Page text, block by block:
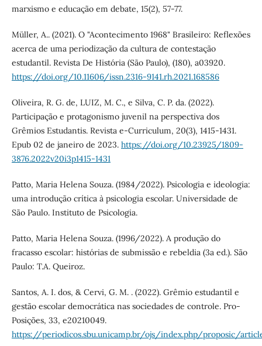
marxismo e educação em debate, 15(2), 57-77.
Müller, A.. (2021). O "Acontecimento 1968" Brasileiro: Reflexões
acerca de uma periodização da cultura de contestação
estudantil. Revista De História (São Paulo), (180), a03920.
https://doi.org/10.11606/issn.2316-9141.rh.2021.168586
Oliveira, R. G. de, LUIZ, M. C., e Silva, C. P. da. (2022).
Participação e protagonismo juvenil na perspectiva dos
Grêmios Estudantis. Revista e-Curriculum, 20(3), 1415-1431.
Epub 02 de janeiro de 2023. https://doi.org/10.23925/1809-
3876.2022v20i3p1415-1431
Patto, Maria Helena Souza. (1984/2022). Psicologia e ideologia:
uma introdução crítica à psicologia escolar. Universidade de
São Paulo. Instituto de Psicologia.
Patto, Maria Helena Souza. (1996/2022). A produção do
fracasso escolar: histórias de submissão e rebeldia (3a ed.). São
Paulo: T.A. Queiroz.
Santos, A. I. dos, & Cervi, G. M. . (2022). Grêmio estudantil e
gestão escolar democrática nas sociedades de controle. Pro-
Posições, 33, e20210049.
https://periodicos.sbu.unicamp.br/ojs/index.php/proposic/